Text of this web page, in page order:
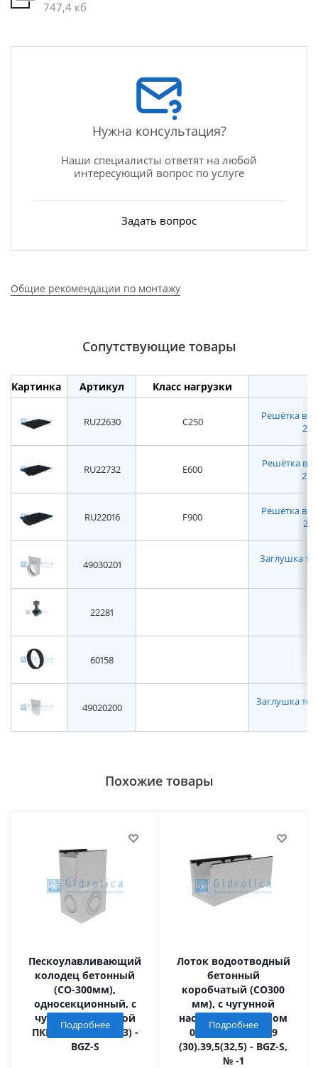
747,4 кб
Нужна консультация?
Наши специалисты ответят на любой
интересующий вопрос по услуге
Задать вопрос
Общие рекомендации по монтажу
Сопутствующие товары
Картинка Артикул Класс нагрузки
RU22630 C250
Решётка
RU22732 E600
Решётка
RU22016 F900
Решётка
49030201 Заглушка
22281
60158
49020200 Заглушка
Похожие товары
Пескоулавливающий
колодец бетонный
(СО-300мм),
односекционный, с
чугунной насадкой
ПКП 50.44(30).88(83) -
BGZ-S
Подробнее
Лоток водоотводный
бетонный
коробчатый (СО300
мм), с чугунной
насадкой, с уклоном
0,5% КUу 100.39,9
(30).39,5(32,5) - BGZ-S,
№ -1
Подробнее